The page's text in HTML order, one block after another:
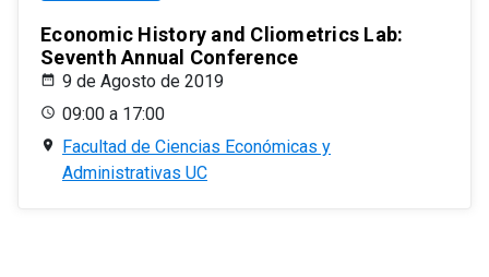
Economic History and Cliometrics Lab:
Seventh Annual Conference
9 de Agosto de 2019
09:00 a 17:00
Facultad de Ciencias Económicas y
Administrativas UC